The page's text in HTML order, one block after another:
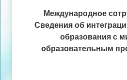
Международное
Сведения об
образования с
образовательным